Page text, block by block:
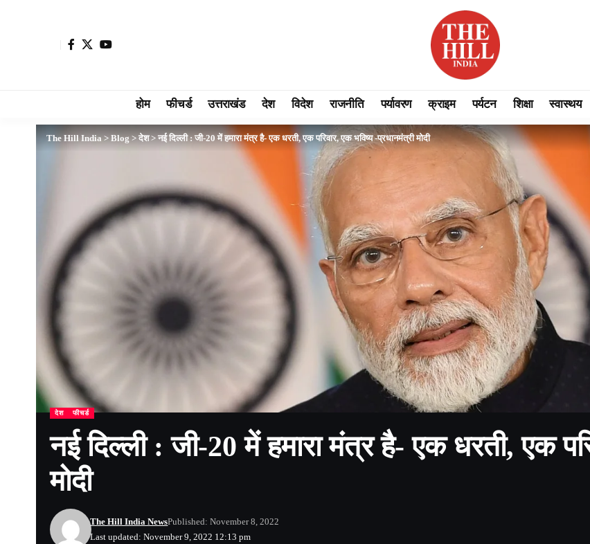
होम फीचर्ड उत्तराखंड देश विदेश राजनीति पर्यावरण क्राइम पर्यटन शिक्षा स्वास्थय
The Hill India>Blog>देश>नई दिल्ली : जी-20 में हमारा मंत्र है- एक धरती, एक परिवार, एक भविष्य -प्रधानमंत्री मोदी
देश फीचर्ड
नई दिल्ली : जी-20 में हमारा मंत्र है- एक धरती, एक
मोदी
Last updated: November 9, 2022 12:13 pm
The Hill India NewsPublished: November 8, 2022